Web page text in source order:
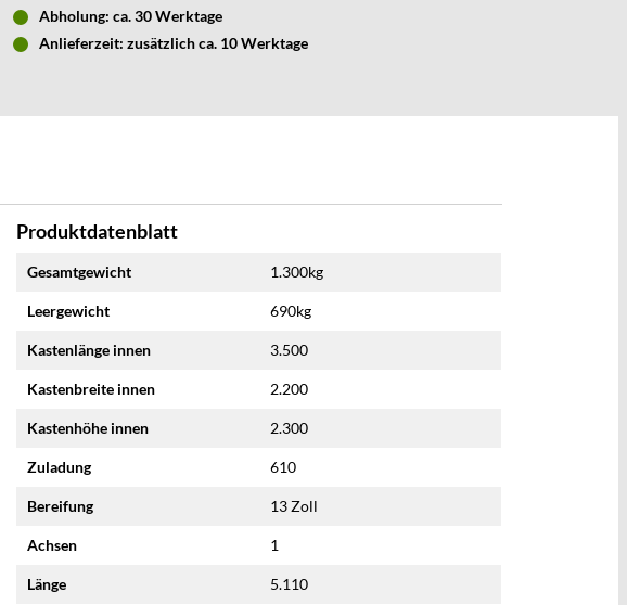
Abholung: ca. 30 Werktage
Anlieferzeit: zusätzlich ca. 10 Werktage
Produktdatenblatt
Informationen
Gesamtgewicht 1.300kg
Leergewicht 690kg
Kastenlänge innen 3.500
Kastenbreite innen 2.200
Kastenhöhe innen 2.300
Zuladung 610
Bereifung 13 Zoll
Achsen 1
Länge 5.110